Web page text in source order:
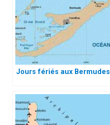
Jours fériés aux Bermudes